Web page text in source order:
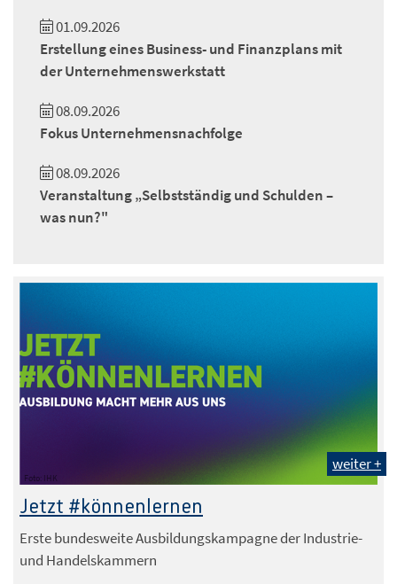
01.09.2026
Erstellung eines Business- und Finanzplans mit
der Unternehmenswerkstatt
08.09.2026
Fokus Unternehmensnachfolge
08.09.2026
Veranstaltung „Selbstständig und Schulden –
was nun?"
Foto: IHK
weiter +
Jetzt #könnenlernen
Erste bundesweite Ausbildungskampagne der Industrie-
und Handelskammern